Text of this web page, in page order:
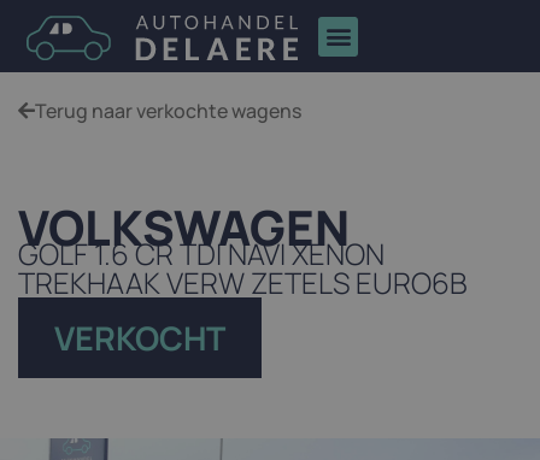
Terug naar verkochte wagens
VOLKSWAGEN
GOLF 1.6 CR TDI NAVI XENON
TREKHAAK VERW ZETELS EURO6B
VERKOCHT